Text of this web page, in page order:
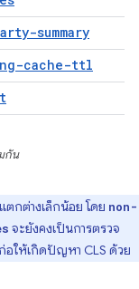
summary
cache-ttl
กัน
ตกต่างเล็กน้อย โดย non-
จะยังคงเป็นการตรวจ
อให้เกิดปัญหา CLS ด้วย